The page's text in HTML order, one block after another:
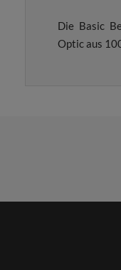
Die Basic
Optic aus